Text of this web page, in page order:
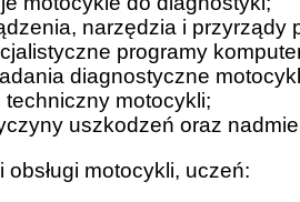
narzędzia i przyrządy
programy
diagnostyczne
motocykli;
uszkodzeń oraz
motocykli, uczeń: